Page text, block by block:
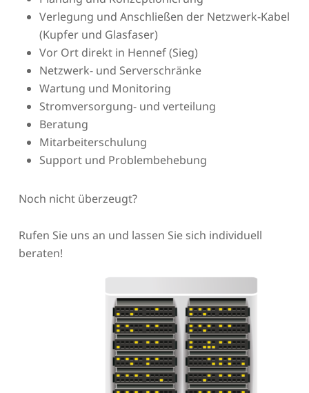
Verlegung und Anschließen der Netzwerk-Kabel
(Kupfer und Glasfaser)
Vor Ort direkt in Hennef (Sieg)
Netzwerk- und Serverschränke
Wartung und Monitoring
Stromversorgung- und verteilung
Beratung
Mitarbeiterschulung
Support und Problembehebung
Noch nicht überzeugt?
Rufen Sie uns an und lassen Sie sich individuell
beraten!